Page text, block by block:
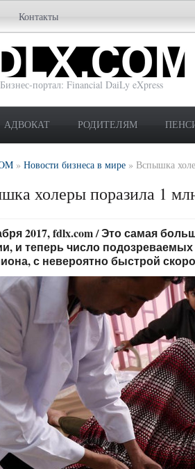
Контакты
Бизнес-портал: Financial DaiLy eXpress
АДВОКАТ РОДИТЕЛЯМ
» Новости бизнеса в мире » Вспышка
холеры поразила 1
2017, fdlx.com / Это самая
и теперь число
с невероятно быстрой